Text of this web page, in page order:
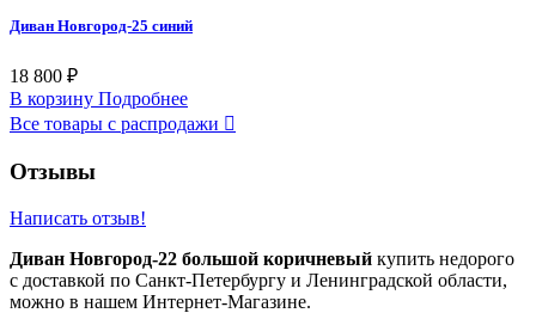
Диван Новгород-25 синий
18 800 ₽
В корзину Подробнее
Все товары с распродажи 
Отзывы
Написать отзыв!
Диван Новгород-22 большой коричневый купить недорого
с доставкой по Санкт-Петербургу и Ленинградской области,
можно в нашем Интернет-Магазине.